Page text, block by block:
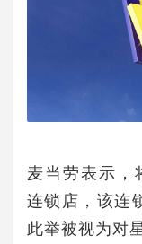
麦当劳表示，
连锁店，该连
此举被视为对